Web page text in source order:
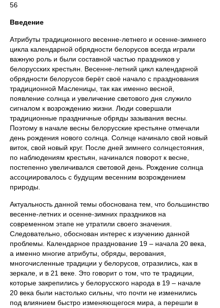
56
Введение
Атрибуты традиционного весенне-летнего и осенне-зимнего
цикла календарной обрядности белорусов всегда играли
важную роль и были составной частью праздников у
белорусских крестьян. Весенне-летний цикл календарной
обрядности белорусов берёт своё начало с празднования
традиционной Масленицы, так как именно весной,
появление солнца и увеличение светового дня служило
сигналом к возрождению жизни. Люди совершали
традиционные праздничные обряды зазывания весны.
Поэтому в начале весны белорусские крестьяне отмечали
день рождения нового солнца. Солнце начинало свой новый
виток, свой новый круг. После дней зимнего солнцестояния,
по наблюдениям крестьян, начинался поворот к весне,
постепенно увеличивался световой день. Рождение солнца
ассоциировалось с будущим весенним возрождением
природы.
Актуальность данной темы обоснована тем, что большинство
весенне-летних и осенне-зимних праздников на
современном этапе не утратили своего значения.
Следовательно, обоснован интерес к изучению данной
проблемы. Календарное празднование 19 – начала 20 века,
а именно многие атрибуты, обряды, верования,
многочисленные традиции у белорусов, отразились, как в
зеркале, и в 21 веке. Это говорит о том, что те традиции,
которые закрепились у белорусского народа в 19 – начале
20 века были настолько сильны, что почти не изменились
под влиянием быстро изменяющегося мира, а перешли в